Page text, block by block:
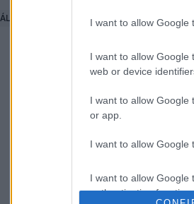
I want to allow Google
I want to allow Google
web or device
I want to allow Google
or app.
I want to allow Google
I want to allow Google
authentication
# KÚRIA